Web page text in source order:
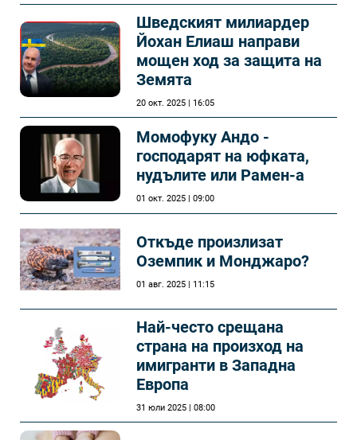
Шведският милиардер
Йохан Елиаш направи
мощен ход за защита на
Земята
20 окт. 2025 | 16:05
Момофуку Андо -
господарят на юфката,
нудълите или Рамен-а
01 окт. 2025 | 09:00
Откъде произлизат
Оземпик и Монджаро?
01 авг. 2025 | 11:15
Най-често срещана
страна на произход на
имигранти в Западна
Европа
31 юли 2025 | 08:00